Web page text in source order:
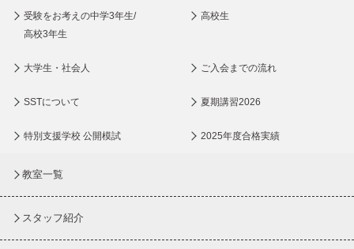
受験をお考えの中学3年生/
高校3年生
高校生
大学生・社会人 ご入会までの流れ
SSTについて 夏期講習2026
特別支援学校 公開模試 2025年度合格実績
教室一覧
スタッフ紹介